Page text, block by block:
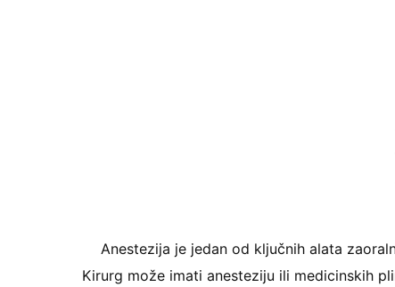
Anestezija je jedan od ključnih alata
Kirurg može imati anesteziju ili medicinskih